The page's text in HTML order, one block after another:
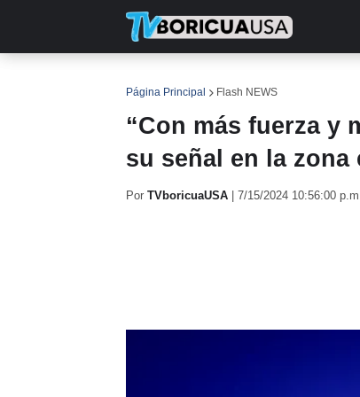
Página Principal Flash NEWS
“Con más fuerza y
su señal en la zona
Por TVboricuaUSA 7/15/2024 10:56:00